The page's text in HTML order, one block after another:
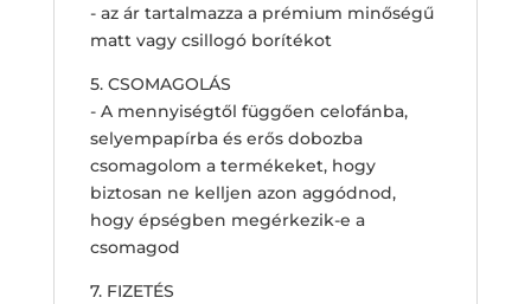
- az ár tartalmazza a prémium minőségű
matt vagy csillogó borítékot
5. CSOMAGOLÁS
- A mennyiségtől függően celofánba,
selyempapírba és erős dobozba
csomagolom a termékeket, hogy
biztosan ne kelljen azon aggódnod,
hogy épségben megérkezik-e a
csomagod
7. FIZETÉS